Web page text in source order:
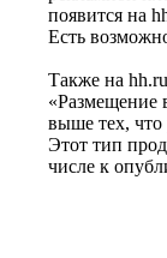
появится на
Есть
Также на
«Размещение
выше тех,
Этот тип
числе к